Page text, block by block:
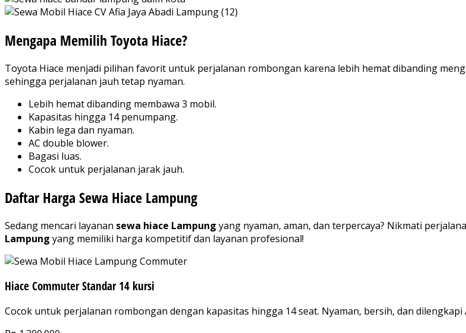
Mengapa Memilih Toyota Hiace?
Toyota Hiace menjadi pilihan favorit untuk perjalanan rombongan karena lebih hemat dibanding
sehingga perjalanan jauh tetap nyaman.
Lebih hemat dibanding membawa 3 mobil.
Kapasitas hingga 14 penumpang.
Kabin lega dan nyaman.
AC double blower.
Bagasi luas.
Cocok untuk perjalanan jarak jauh.
Daftar Harga Sewa Hiace Lampung
Sedang mencari layanan sewa hiace Lampung yang nyaman, aman, dan terpercaya? Nikmati
Lampung yang memiliki harga kompetitif dan layanan profesional!
Hiace Commuter Standar 14 kursi
Cocok untuk perjalanan rombongan dengan kapasitas hingga 14 seat. Nyaman, bersih, dan